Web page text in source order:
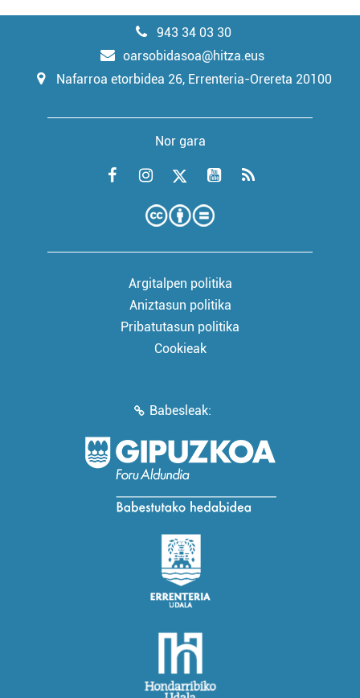
943 34 03 30
oarsobidasoa@hitza.eus
Nafarroa etorbidea 26, Errenteria-Orereta 20100
Nor gara
Argitalpen politika
Aniztasun politika
Pribatutasun politika
Cookieak
Babesleak: